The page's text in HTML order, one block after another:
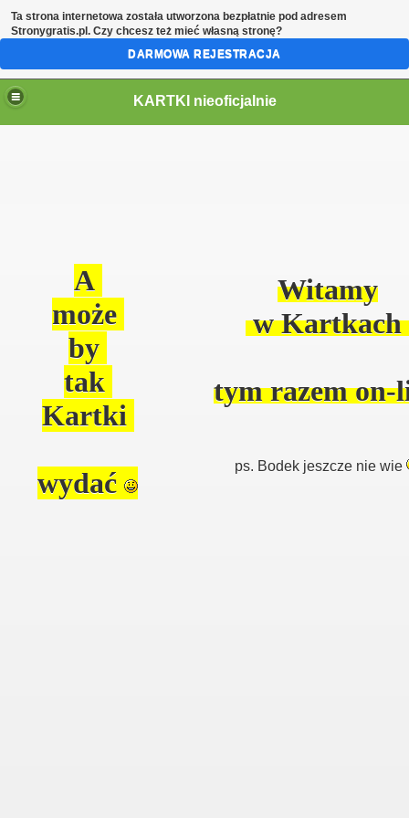
KARTKI nieoficjalnie
A
może
by
tak
Kartki
wydać
Witamy
w Kartkach
tym razem on-
ps. Bodek jeszcze nie wie
Ta strona internetowa została utworzona bezpłatnie pod adresem
Stronygratis.pl . Czy chcesz też mieć własną stronę?
DARMOWA REJESTRACJA